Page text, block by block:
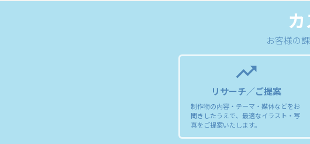
お客様の
trending_up
リサーチ／ご提案
制作物の内容・テーマ・媒体などをお
聞きしたうえで、最適なイラスト・写
真をご提案いたします。